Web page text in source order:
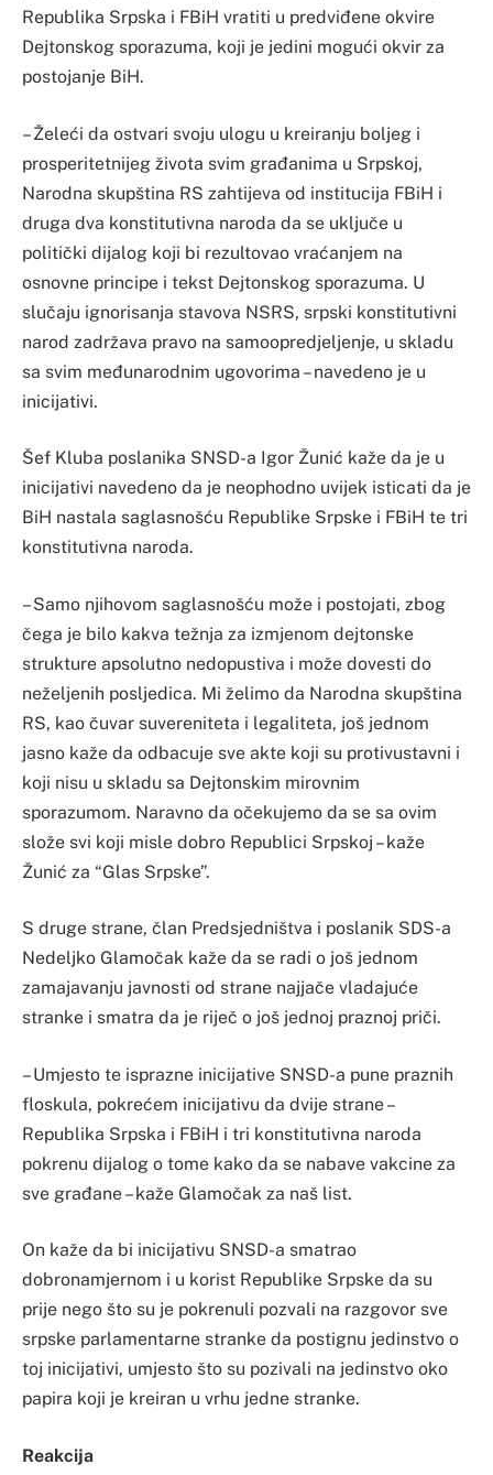
Republika Srpska i FBiH vratiti u predviđene okvire
Dejtonskog sporazuma, koji je jedini mogući okvir za
postojanje BiH.
– Želeći da ostvari svoju ulogu u kreiranju boljeg i
prosperitetnijeg života svim građanima u Srpskoj,
Narodna skupština RS zahtijeva od institucija FBiH i
druga dva konstitutivna naroda da se uključe u
politički dijalog koji bi rezultovao vraćanjem na
osnovne principe i tekst Dejtonskog sporazuma. U
slučaju ignorisanja stavova NSRS, srpski konstitutivni
narod zadržava pravo na samoopredjeljenje, u skladu
sa svim međunarodnim ugovorima – navedeno je u
inicijativi.
Šef Kluba poslanika SNSD-a Igor Žunić kaže da je u
inicijativi navedeno da je neophodno uvijek isticati da je
BiH nastala saglasnošću Republike Srpske i FBiH te tri
konstitutivna naroda.
– Samo njihovom saglasnošću može i postojati, zbog
čega je bilo kakva težnja za izmjenom dejtonske
strukture apsolutno nedopustiva i može dovesti do
neželjenih posljedica. Mi želimo da Narodna skupština
RS, kao čuvar suvereniteta i legaliteta, još jednom
jasno kaže da odbacuje sve akte koji su protivustavni i
koji nisu u skladu sa Dejtonskim mirovnim
sporazumom. Naravno da očekujemo da se sa ovim
slože svi koji misle dobro Republici Srpskoj – kaže
Žunić za “Glas Srpske”.
S druge strane, član Predsjedništva i poslanik SDS-a
Nedeljko Glamočak kaže da se radi o još jednom
zamajavanju javnosti od strane najjače vladajuće
stranke i smatra da je riječ o još jednoj praznoj priči.
– Umjesto te isprazne inicijative SNSD-a pune praznih
floskula, pokrećem inicijativu da dvije strane –
Republika Srpska i FBiH i tri konstitutivna naroda
pokrenu dijalog o tome kako da se nabave vakcine za
sve građane – kaže Glamočak za naš list.
On kaže da bi inicijativu SNSD-a smatrao
dobronamjernom i u korist Republike Srpske da su
prije nego što su je pokrenuli pozvali na razgovor sve
srpske parlamentarne stranke da postignu jedinstvo o
toj inicijativi, umjesto što su pozivali na jedinstvo oko
papira koji je kreiran u vrhu jedne stranke.
Reakcija